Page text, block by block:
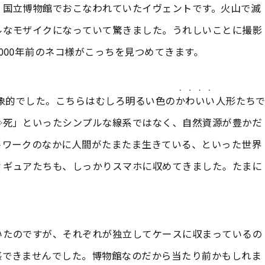
立博物館でおこなわれていたイヴェントです。火山で滅
モザイクになっていて驚きました。うれしいことに撮影
年前のネコ様がこっちを見つめてきます。
でした。こちらはむしろ明るい色のかわいい
・・・・
人形たちで
」といったシンプルな線系ではなく、自然資源が豊かだ
ークのなかに人間がたまたま生きている、といった世界
ュアたちも、しっかりスマホに収めてきました。たまに
のですが、それぞれが独立してケースに収まっているの
きませんでした。博物館なのだから当たり前かもしれま